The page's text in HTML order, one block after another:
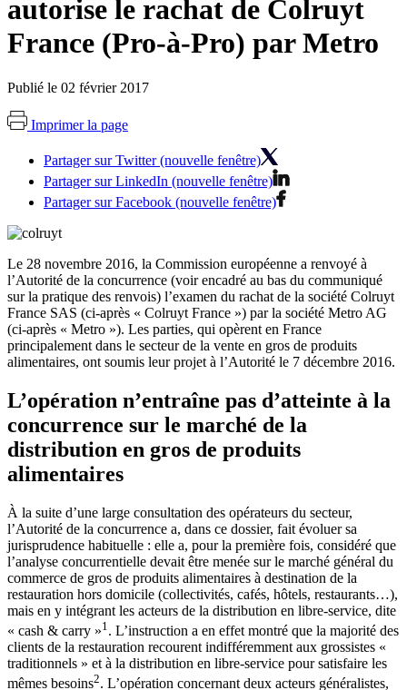
autorise le rachat de Colruyt
France (Pro-à-Pro) par Metro
Publié le 02 février 2017
Imprimer la page
Partager sur Twitter (nouvelle fenêtre)
Partager sur LinkedIn (nouvelle fenêtre)
Partager sur Facebook (nouvelle fenêtre)
Le 28 novembre 2016, la Commission européenne a renvoyé à
l’Autorité de la concurrence (voir encadré au bas du communiqué
sur la pratique des renvois) l’examen du rachat de la société Colruyt
France SAS (ci-après « Colruyt France ») par la société Metro AG
(ci-après « Metro »). Les parties, qui opèrent en France
principalement dans le secteur de la vente en gros de produits
alimentaires, ont soumis leur projet à l’Autorité le 7 décembre 2016.
L’opération n’entraîne pas d’atteinte à la
concurrence sur le marché de la
distribution en gros de produits
alimentaires
À la suite d’une large consultation des opérateurs du secteur,
l’Autorité de la concurrence a, dans ce dossier, fait évoluer sa
jurisprudence habituelle : elle a, pour la première fois, considéré que
l’analyse concurrentielle devait être menée sur le marché général du
commerce de gros de produits alimentaires à destination de la
restauration hors domicile (collectivités, cafés, hôtels, restaurants…),
mais en y intégrant les acteurs de la distribution en libre-service, dite
« cash & carry »1 . L’instruction a en effet montré que la majorité des
clients de la restauration recourent indifféremment aux grossistes «
traditionnels » et à la distribution en libre-service pour satisfaire les
mêmes besoins2. L’opération concernant deux acteurs généralistes,